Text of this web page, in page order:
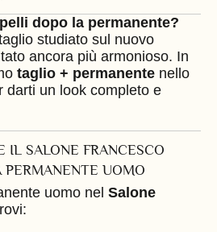
dopo la permanente?
studiato sul nuovo
ancora più armonioso. In
taglio + permanente nello
darti un look completo e
IL SALONE FRANCESCO
PERMANENTE UOMO
uomo nel Salone